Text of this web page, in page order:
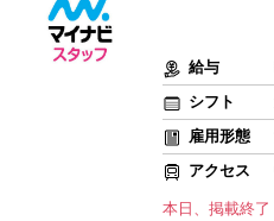
給与
シフト
雇用形態
アクセス
本日、掲載終了